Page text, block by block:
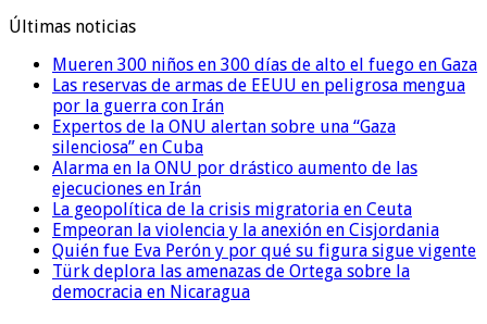
Últimas noticias
Mueren 300 niños en 300 días de alto el fuego en Gaza
Las reservas de armas de EEUU en peligrosa mengua
por la guerra con Irán
Expertos de la ONU alertan sobre una “Gaza
silenciosa” en Cuba
Alarma en la ONU por drástico aumento de las
ejecuciones en Irán
La geopolítica de la crisis migratoria en Ceuta
Empeoran la violencia y la anexión en Cisjordania
Quién fue Eva Perón y por qué su figura sigue vigente
Türk deplora las amenazas de Ortega sobre la
democracia en Nicaragua